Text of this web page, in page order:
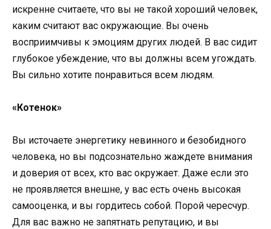
искренне считаете, что вы не такой хороший человек,
каким считают вас окружающие. Вы очень
восприимчивы к эмоциям других людей. В вас сидит
глубокое убеждение, что вы должны всем угождать.
Вы сильно хотите понравиться всем людям.
«Котенок»
Вы источаете энергетику невинного и безобидного
человека, но вы подсознательно жаждете внимания
и доверия от всех, кто вас окружает. Даже если это
не проявляется внешне, у вас есть очень высокая
самооценка, и вы гордитесь собой. Порой чересчур.
Для вас важно не запятнать репутацию, и вы